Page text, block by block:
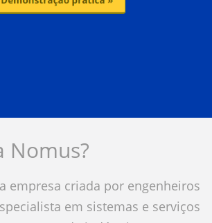
Nomus?
empresa criada por engenheiros
em sistemas e serviços